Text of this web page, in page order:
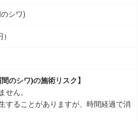
シワ)
のシワ)の施術リスク】
せん。
することがありますが、時間経過で消